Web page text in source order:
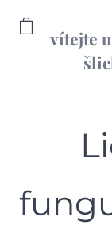
vítejte